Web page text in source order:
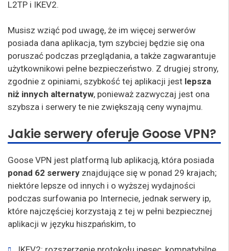
L2TP i IKEV2.
Musisz wziąć pod uwagę, że im więcej serwerów
posiada dana aplikacja, tym szybciej będzie się ona
poruszać podczas przeglądania, a także zagwarantuje
użytkownikowi pełne bezpieczeństwo. Z drugiej strony,
zgodnie z opiniami, szybkość tej aplikacji jest lepsza
niż innych alternatyw, ponieważ zazwyczaj jest ona
szybsza i serwery te nie zwiększają ceny wynajmu.
Jakie serwery oferuje Goose VPN?
Goose VPN jest platformą lub aplikacją, która posiada
ponad 62 serwery znajdujące się w ponad 29 krajach;
niektóre lepsze od innych i o wyższej wydajności
podczas surfowania po Internecie, jednak serwery ip,
które najczęściej korzystają z tej w pełni bezpiecznej
aplikacji w języku hiszpańskim, to